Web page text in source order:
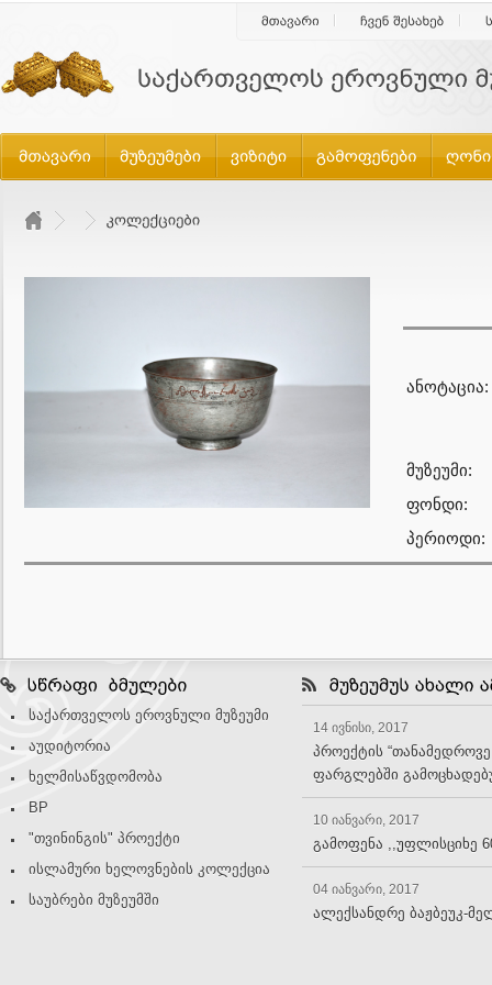
ანოტაცია:
მუზეუმი:
ფონდი:
პერიოდი:
საქართველოს ეროვნული მუზეუმი
აუდიტორია
ხელმისაწვდომობა
BP
"თვინინგის" პროექტი
ისლამური ხელოვნების კოლექცია
საუბრები მუზეუმში
14 ივნისი, 2017
პროექტის
ფარგლებში
10 იანვარი, 2017
გამოფენა ,,უფლისციხე
04 იანვარი, 2017
ალექსანდრე ბაჟბეუკ-